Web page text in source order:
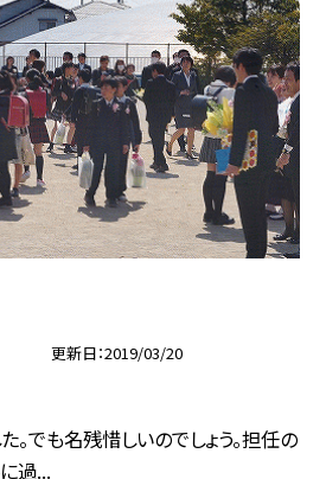
更新日 2019/03/20
でも名残惜しいのでしょう。担任の
過...